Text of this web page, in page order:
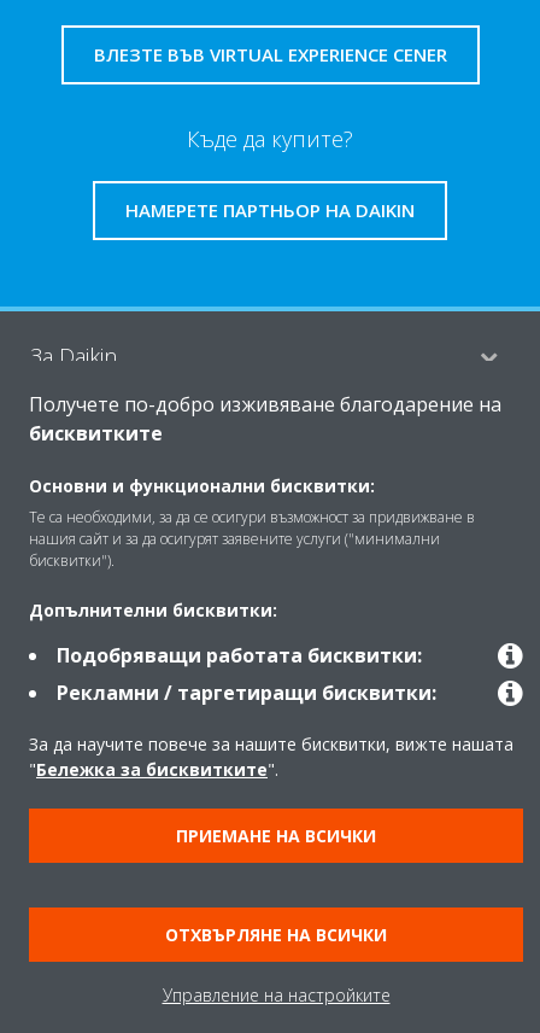
ВЛЕЗТЕ ВЪВ VIRTUAL EXPERIENCE CENER
Къде да купите?
НАМЕРЕТЕ ПАРТНЬОР НА DAIKIN
За Daikin
Решения
Контакт
Продукти
Правна информация
Забележка относно бисквитките
Общи условия
Data Act
Получете по-добро изживяване благодарение на
бисквитките
Основни и функционални бисквитки:
Те са необходими, за да се осигури възможност за придвижване в
нашия сайт и за да осигурят заявените услуги ("минимални
бисквитки").
Допълнителни бисквитки:
Подобряващи работата бисквитки:
Рекламни / таргетиращи бисквитки:
За да научите повече за нашите бисквитки, вижте нашата
"Бележка за бисквитките".
ПРИЕМАНЕ НА ВСИЧКИ
ОТХВЪРЛЯНЕ НА ВСИЧКИ
Управление на настройките